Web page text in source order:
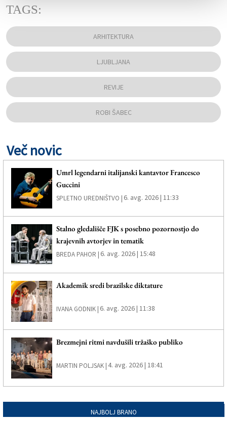
TAGS:
ARHITEKTURA
LJUBLJANA
REVIJE
ROBI ŠABEC
Več novic
Umrl legendarni italijanski kantavtor Francesco
Guccini
SPLETNO UREDNIŠTVO | 6. avg. 2026 | 11:33
Stalno gledališče FJK s posebno pozornostjo do
krajevnih avtorjev in tematik
BREDA PAHOR | 6. avg. 2026 | 15:48
Akademik sredi brazilske diktature
IVANA GODNIK | 6. avg. 2026 | 11:38
Brezmejni ritmi navdušili tržaško publiko
MARTIN POLJSAK |4. avg. 2026 | 18:41
NAJBOLJ BRANO